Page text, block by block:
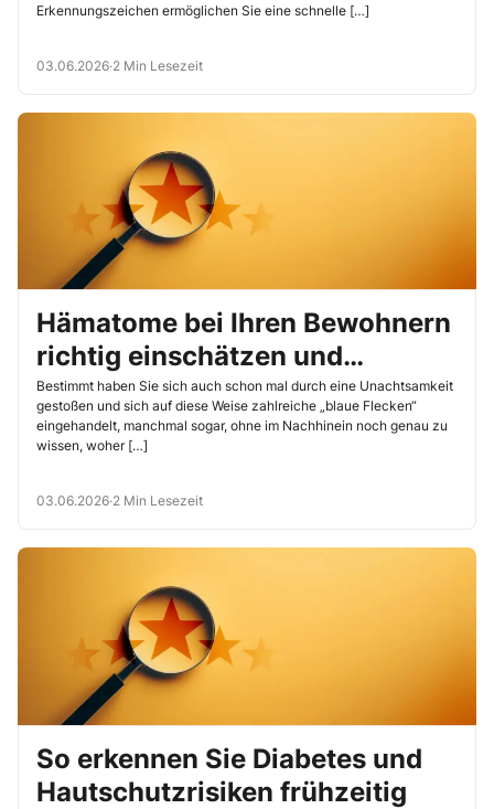
Erkennungszeichen ermöglichen Sie eine schnelle […]
03.06.2026·2 Min Lesezeit
Hämatome bei Ihren Bewohnern
richtig einschätzen und
dokumentieren
Bestimmt haben Sie sich auch schon mal durch eine Unachtsamkeit
gestoßen und sich auf diese Weise zahlreiche „blaue Flecken“
eingehandelt, manchmal sogar, ohne im Nachhinein noch genau zu
wissen, woher […]
03.06.2026·2 Min Lesezeit
So erkennen Sie Diabetes und
Hautschutzrisiken frühzeitig